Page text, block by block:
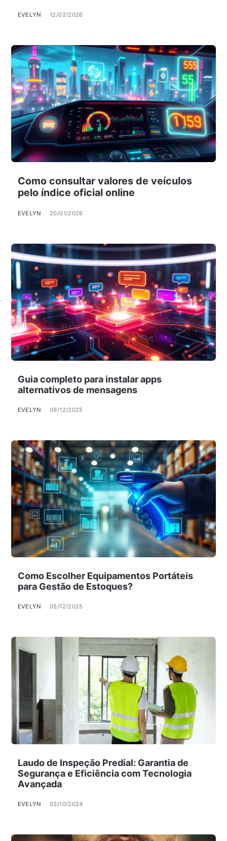
EVELYN 12/02/2026
Como consultar valores de veículos
pelo índice oficial online
EVELYN 20/01/2026
Guia completo para instalar apps
alternativos de mensagens
EVELYN 09/12/2025
Como Escolher Equipamentos Portáteis
para Gestão de Estoques?
EVELYN 05/12/2025
Laudo de Inspeção Predial: Garantia de
Segurança e Eficiência com Tecnologia
Avançada
EVELYN 03/10/2024